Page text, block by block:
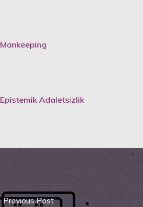
Mankeeping
Epistemik Adaletsizlik
Previous Post